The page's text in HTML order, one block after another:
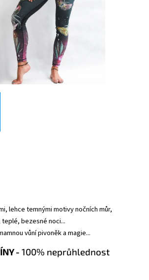
lehce temnými motivy nočních můr,
bezesné noci...
vůní pivoněk a magie...
- 100% neprůhlednost